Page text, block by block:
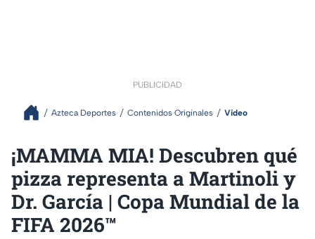
PUBLICIDAD
Azteca Deportes Contenidos Originales Video
¡MAMMA MIA! Descubren qué
pizza representa a Martinoli y
Dr. García | Copa Mundial de la
FIFA 2026™